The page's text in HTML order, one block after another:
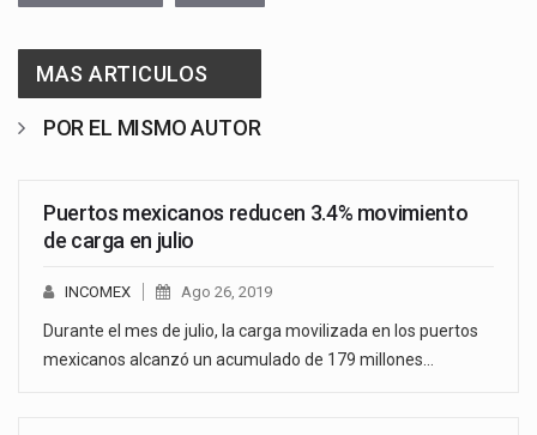
MAS ARTICULOS
POR EL MISMO AUTOR
Puertos mexicanos reducen 3.4% movimiento
de carga en julio
INCOMEX Ago 26, 2019
Durante el mes de julio, la carga movilizada en los puertos
mexicanos alcanzó un acumulado de 179 millones…